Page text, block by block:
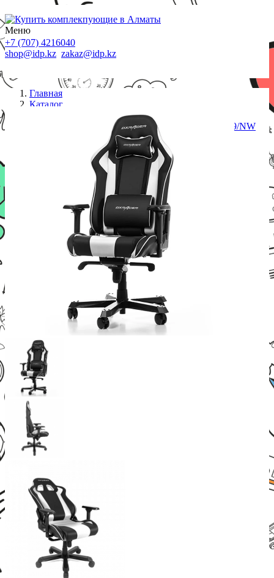
Меню
+7 (707) 4216040
shop@idp.kz zakaz@idp.kz
Главная
Каталог
Игровое компьютерное кресло DX Racer GC/K99/NW